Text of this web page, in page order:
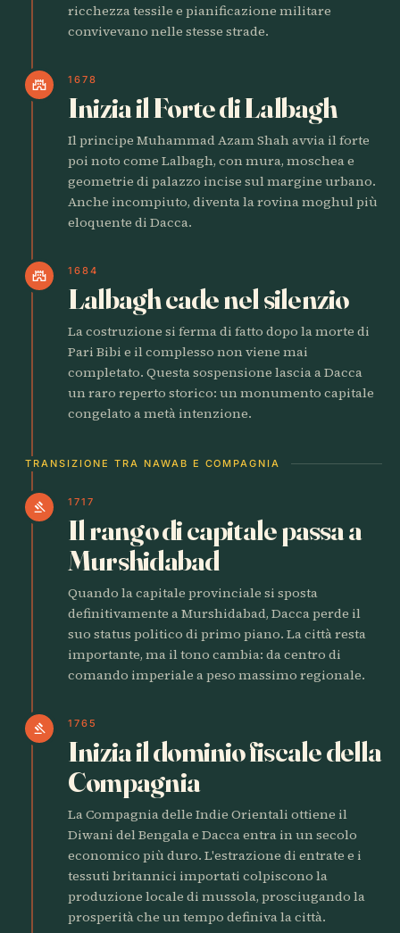
ricchezza tessile e pianificazione militare
convivevano nelle stesse strade.
castle 1678
Inizia il Forte di Lalbagh
Il principe Muhammad Azam Shah avvia il forte
poi noto come Lalbagh, con mura, moschea e
geometrie di palazzo incise sul margine urbano.
Anche incompiuto, diventa la rovina moghul più
eloquente di Dacca.
castle 1684
Lalbagh cade nel silenzio
La costruzione si ferma di fatto dopo la morte di
Pari Bibi e il complesso non viene mai
completato. Questa sospensione lascia a Dacca
un raro reperto storico: un monumento capitale
congelato a metà intenzione.
TRANSIZIONE TRA NAWAB E COMPAGNIA
gavel 1717
Il rango di capitale passa a
Murshidabad
Quando la capitale provinciale si sposta
definitivamente a Murshidabad, Dacca perde il
suo status politico di primo piano. La città resta
importante, ma il tono cambia: da centro di
comando imperiale a peso massimo regionale.
gavel 1765
Inizia il dominio fiscale della
Compagnia
La Compagnia delle Indie Orientali ottiene il
Diwani del Bengala e Dacca entra in un secolo
economico più duro. L'estrazione di entrate e i
tessuti britannici importati colpiscono la
produzione locale di mussola, prosciugando la
prosperità che un tempo definiva la città.